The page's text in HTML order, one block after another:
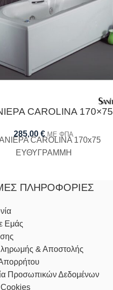
CAROLINA 170×75
285,00 € ΜΕ ΦΠΑ
CAROLINA 170x75
ΕΥΘΥΓΡΑΜΜΗ
ΠΛΗΡΟΦΟΡΊΕΣ
Εμάς
& Αποστολής
Προσωπικών Δεδομένων